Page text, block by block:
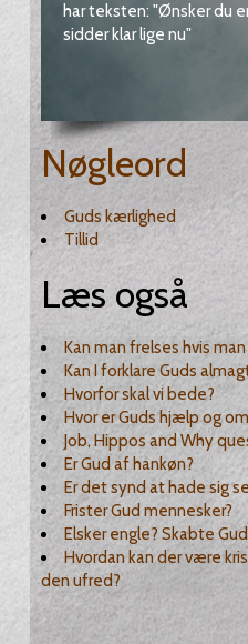
har teksten: "Ønsker du
sidder klar lige nu"
Nøgleord
Guds kærlighed
Tillid
Læs også
Kan man frelses hvis
Kan I forklare Guds
Hvorfor skal vi bede?
Hvor er Guds hjælp og
Job, Hippos and Why
Er Gud af hankøn?
Er det synd at hade sig
Frister Gud mennesker?
Elsker engle? Skabte
Hvordan kan der være
den ufred?